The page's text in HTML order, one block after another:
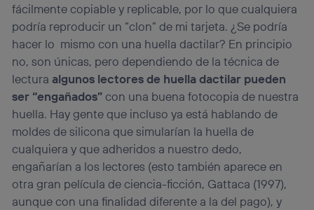
fácilmente copiable y replicable, por lo que cualquiera
podría reproducir un “clon” de mi tarjeta. ¿Se podría
hacer lo mismo con una huella dactilar? En principio
no, son únicas, pero dependiendo de la técnica de
lectura algunos lectores de huella dactilar pueden
ser “engañados”con una buena fotocopia de nuestra
huella. Hay gente que incluso ya está hablando de
moldes de silicona que simularían la huella de
cualquiera y que adheridos a nuestro dedo,
engañarían a los lectores (esto también aparece en
otra gran película de ciencia-ficción, Gattaca (1997),
aunque con una finalidad diferente a la del pago), y